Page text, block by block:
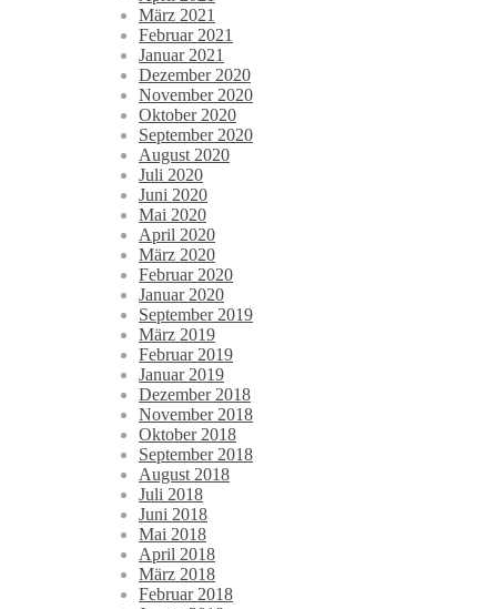
März 2021
Februar 2021
Januar 2021
Dezember 2020
November 2020
Oktober 2020
September 2020
August 2020
Juli 2020
Juni 2020
Mai 2020
April 2020
März 2020
Februar 2020
Januar 2020
September 2019
März 2019
Februar 2019
Januar 2019
Dezember 2018
November 2018
Oktober 2018
September 2018
August 2018
Juli 2018
Juni 2018
Mai 2018
April 2018
März 2018
Februar 2018